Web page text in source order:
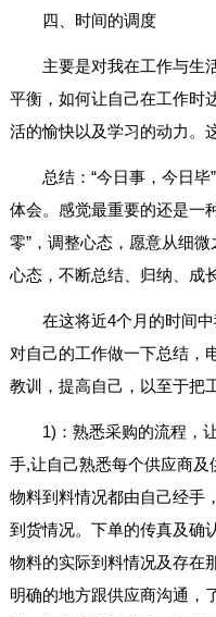
四、时间的调度
主要是对我在工作与生
平衡，如何让自己在工作时
活的愉快以及学习的动力。
总结：“今日事，今日
体会。感觉最重要的还是一
零”，调整心态，愿意从细
心态，不断总结、归纳、成
在这将近4个月的时间
对自己的工作做一下总结，
教训，提高自己，以至于把
1)：熟悉采购的流程，
手,让自己熟悉每个供应商
物料到料情况都由自己经手
到货情况。下单的传真及确
物料的实际到料情况及存在
明确的地方跟供应商沟通，